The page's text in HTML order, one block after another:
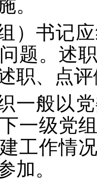
。
）书记
题。述
职、点
一般以
一级党
工作情
加。